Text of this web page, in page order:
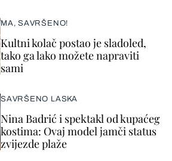
MA, SAVRŠENO!
Kultni kolač postao je sladoled,
tako ga lako možete napraviti
sami
SAVRŠENO LASKA
Nina Badrić i spektakl od kupaćeg
kostima: Ovaj model jamči status
zvijezde plaže